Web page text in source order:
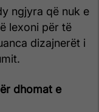
ngjyra që nuk e
lexoni për të
dizajnerët i
dhomat e